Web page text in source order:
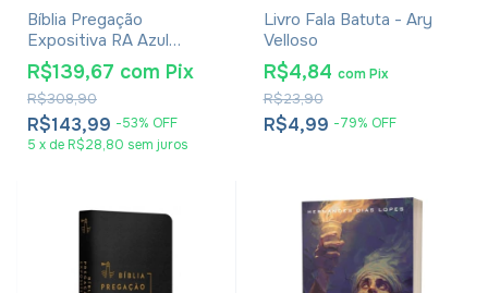
Bíblia Pregação
Expositiva RA Azul
Hernandes Dias Lopes
R$143,99 -53% OFF
R$308,90
R$139,67 com Pix
5 x de R$28,80 sem juros
Livro Fala Batuta - Ary
Velloso
R$4,99 -79% OFF
R$23,90
R$4,84 com Pix